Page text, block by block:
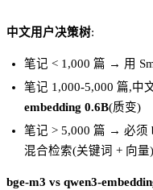
中文用户决策树:
笔记 < 1,000 篇 → 用
笔记 1,000-5,000 篇,中
embedding 0.6B(质变)
笔记 > 5,000 篇 → 必须
混合检索(关键词 + 向量)
bge-m3 vs qwen3-